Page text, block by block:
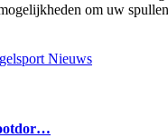
om uw
Nieuws